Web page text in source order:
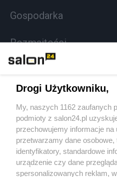
Gospodarka
Rozmaitości
Sport
Społeczeństwo
Kultura
Drogi Użytkowniku,
My, naszych 1162 zaufanych
podmioty z salon24.pl
przechowujemy informacje na
przetwarzamy dane osobowe,
identyfikatory, standardowe
urządzenie czy dane
spersonalizowanych reklam,